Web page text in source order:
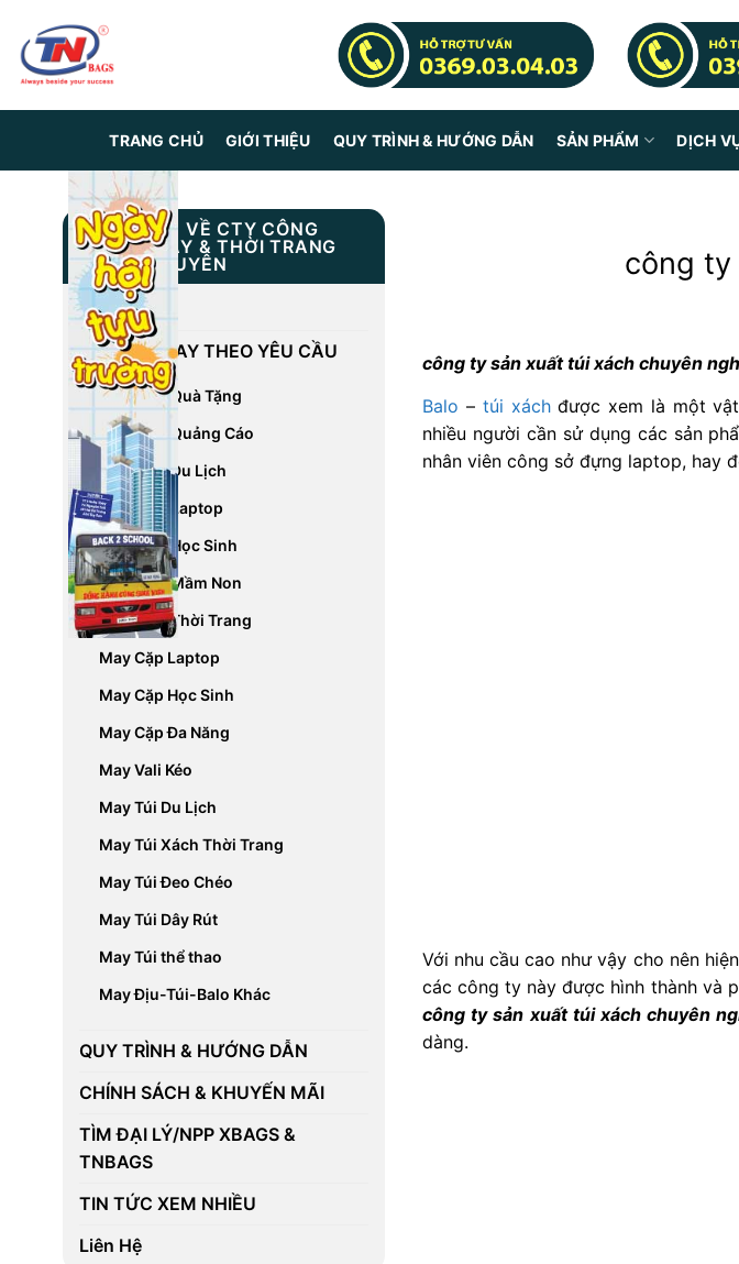
content
TRANG CHỦ GIỚI THIỆU QUY TRÌNH & HƯỚNG DẪN SẢN PHẨM DỊCH
THÔNG TIN VỀ CTY CÔNG
NGHIỆP MAY & THỜI TRANG
TRUNG NGUYÊN
GIỚI THIỆU
DỊCH VỤ MAY THEO YÊU CẦU
May Balo Quà Tặng
May Balo Quảng Cáo
May Balo Du Lịch
May Balo Laptop
May Balo Học Sinh
May Balo Mầm Non
May Balo Thời Trang
May Cặp Laptop
May Cặp Học Sinh
May Cặp Đa Năng
May Vali Kéo
May Túi Du Lịch
May Túi Xách Thời Trang
May Túi Đeo Chéo
May Túi Dây Rút
May Túi thể thao
May Địu-Túi-Balo Khác
QUY TRÌNH & HƯỚNG DẪN
CHÍNH SÁCH & KHUYẾN MÃI
TÌM ĐẠI LÝ/NPP XBAGS &
TNBAGS
TIN TỨC XEM NHIỀU
Liên Hệ
công ty
công ty sản xuất túi xách chuyên
Balo – túi xáchđược xem là một vật
nhiều người cần sử dụng các sản
nhân viên công sở đựng laptop, hay
Với nhu cầu cao như vậy cho nên
các công ty này được hình thành và
công ty sản xuất túi xách chuyên
dàng.